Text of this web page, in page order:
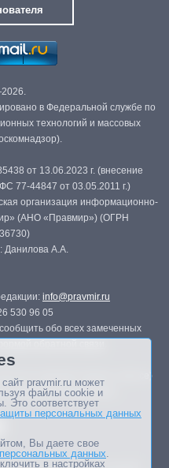
в Федеральной службе по
технологий и массовых
от 13.06.2023 г. (внесение
77-44847 от 03.05.2011 г.)
организация информационно-
(АНО «Правмир») (ОГРН
Данилова А.А.
info@pravmir.ru
530 96 05
обо всех замеченных
изданиях (книгах, прессе)
разрешения редакции.
pravmir.ru может
файлы cookie и
Это соответствует
персональных данных
Вы даете свое
персональных данных.
в настройках